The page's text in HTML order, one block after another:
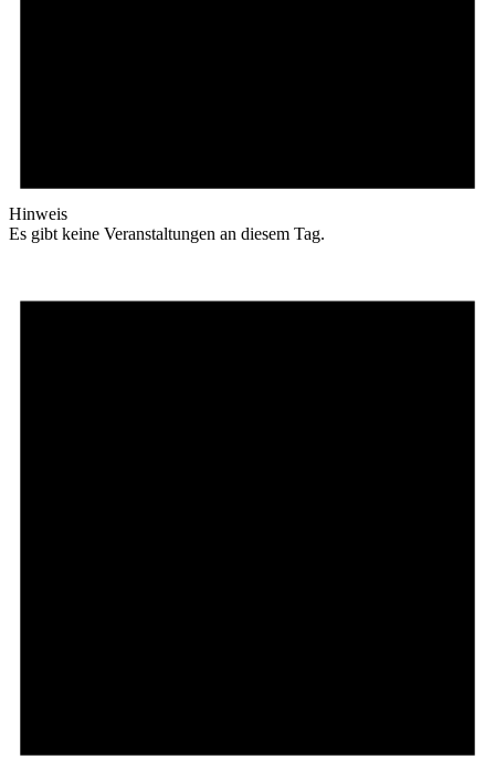
Hinweis
Es gibt keine Veranstaltungen an diesem Tag.